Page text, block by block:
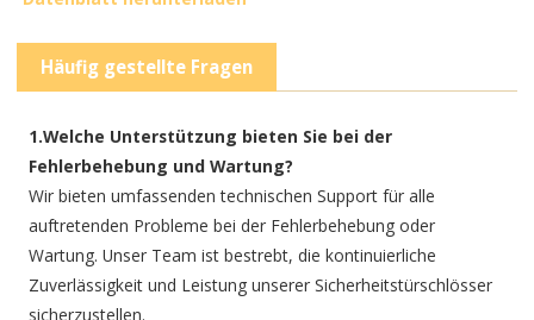
Häufig gestellte Fragen
1.Welche Unterstützung bieten Sie bei der
Fehlerbehebung und Wartung?
Wir bieten umfassenden technischen Support für alle
auftretenden Probleme bei der Fehlerbehebung oder
Wartung. Unser Team ist bestrebt, die kontinuierliche
Zuverlässigkeit und Leistung unserer Sicherheitstürschlösser
sicherzustellen.